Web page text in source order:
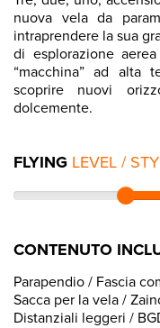
nuova vela da
intraprendere la sua
di esplorazione
“macchina” ad alta
scoprire nuovi
dolcemente.
FLYING LEVEL /
CONTENUTO
Parapendio / Fascia
Sacca per la vela /
Distanziali leggeri /